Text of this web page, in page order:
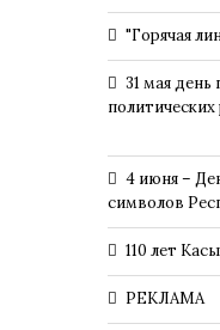
"Горячая
31 мая
политических
4 июня –
символов
110 лет
РЕКЛАМА